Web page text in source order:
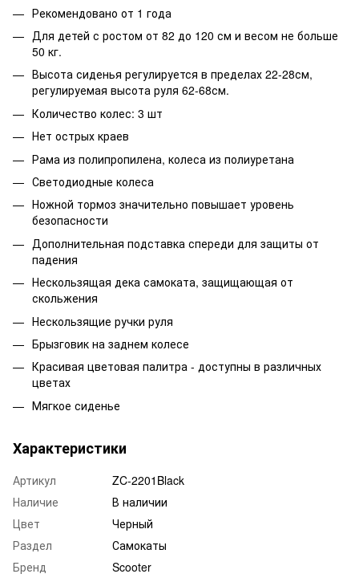
Рекомендовано от 1 года
Для детей с ростом от 82 до 120 см и весом не больше
50 кг.
Высота сиденья регулируется в пределах 22-28см,
регулируемая высота руля 62-68см.
Количество колес: 3 шт
Нет острых краев
Рама из полипропилена, колеса из полиуретана
Светодиодные колеса
Ножной тормоз значительно повышает уровень
безопасности
Дополнительная подставка спереди для защиты от
падения
Нескользящая дека самоката, защищающая от
скольжения
Нескользящие ручки руля
Брызговик на заднем колесе
Красивая цветовая палитра - доступны в различных
цветах
Мягкое сиденье
Характеристики
Артикул
ZC-2201Black
Наличие
В наличии
Цвет
Черный
Раздел
Самокаты
Бренд
Scooter